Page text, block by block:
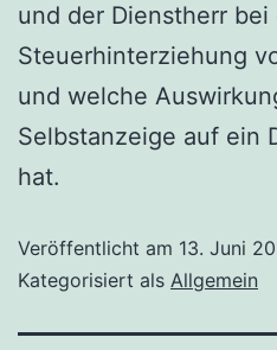
und der Dienstherr bei
Steuerhinterziehung
und welche
Selbstanzeige auf ein
hat.
Veröffentlicht am 13. Juni
Kategorisiert als Allgemein